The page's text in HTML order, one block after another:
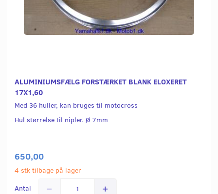
ALUMINIUMSFÆLG FORSTÆRKET BLANK ELOXERET
17X1,60
Med 36 huller, kan bruges til motocross
Hul størrelse til nipler. Ø 7mm
650,00
4 stk tilbage på lager
Antal